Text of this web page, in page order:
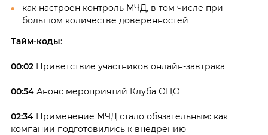
как настроен контроль МЧД, в том числе при
большом количестве доверенностей
Тайм-коды:
00:02Приветствие участников онлайн-завтрака
00:54Анонс мероприятий Клуба ОЦО
02:34Применение МЧД стало обязательным: как
компании подготовились к внедрению